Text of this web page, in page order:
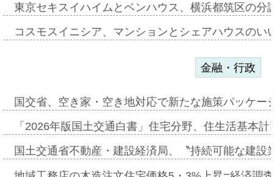
東京セキスイハイムとベンハウス、横浜都筑区の
コスモスイニシア、マンションとシェアハウスの
金融・行政
国交省、空き家・空き地対応で新たな施策パッケ
「2026年版国土交通白書」住宅分野、住生活基本
国土交通省不動産・建設経済局、〝持続可能な建